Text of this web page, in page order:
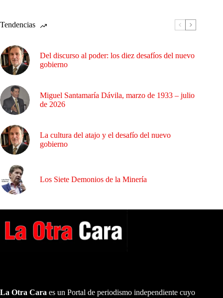
Tendencias
Del discurso al poder: los diez desafíos del nuevo
gobierno
Miguel Santamaría Dávila, marzo de 1933 – julio
de 2026
La cultura del atajo y el desafío del nuevo
gobierno
Los Siete Demonios de la Minería
La Otra Cara es un Portal de periodismo independiente cuyo